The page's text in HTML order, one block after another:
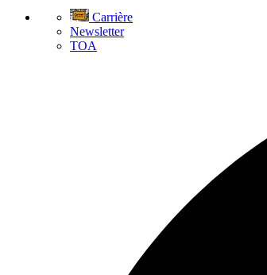
Carrière
Newsletter
TOA